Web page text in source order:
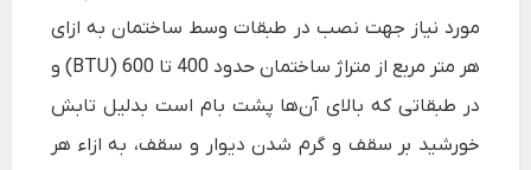
مورد نیاز جهت نصب در طبقات وسط ساختمان به ازای
هر متر مربع از متراژ ساختمان حدود 400 تا 600 (BTU) و
در طبقاتی که بالای آن‌ها پشت بام است بدلیل تابش
خورشید بر سقف و گرم شدن دیوار و سقف، به ازاء هر